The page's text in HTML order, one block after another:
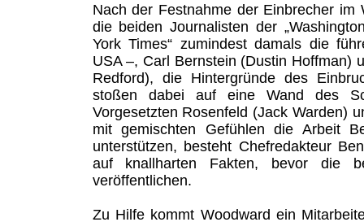
Nach der Festnahme der Einbrecher im
die beiden Journalisten der
York Times“ zumindest damals die
USA –, Carl Bernstein (Dustin Hoffman)
Redford), die Hintergründe des
stoßen dabei auf eine Wand des
Vorgesetzten Rosenfeld (Jack Warden)
mit gemischten Gefühlen die Arbeit
unterstützen, besteht Chefredakteur
auf knallharten Fakten, bevor die
veröffentlichen.
Zu Hilfe kommt Woodward ein